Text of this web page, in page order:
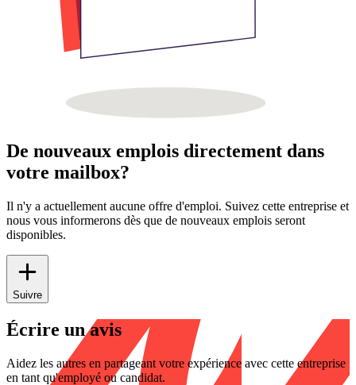
De nouveaux emplois directement dans
votre mailbox?
Il n'y a actuellement aucune offre d'emploi. Suivez cette entreprise et
nous vous informerons dès que de nouveaux emplois seront
disponibles.
Suivre
Écrire un avis
Aidez les autres en partageant votre expérience avec cette entreprise
en tant qu'employé ou candidat.